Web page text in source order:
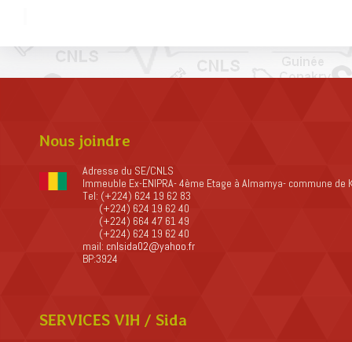
Nous joindre
Adresse du SE/CNLS
Immeuble Ex-ENIPRA- 4ème Etage à Almamya- commune de
Tel: (+224) 624 19 62 83
(+224) 624 19 62 40
(+224) 664 47 61 49
(+224) 624 19 62 40
mail: cnlsida02@yahoo.fr
BP:3924
SERVICES VIH / Sida